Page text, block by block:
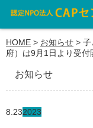
HOME > お知らせ > 子
府）は9月1日より受付
お知らせ
8.232023